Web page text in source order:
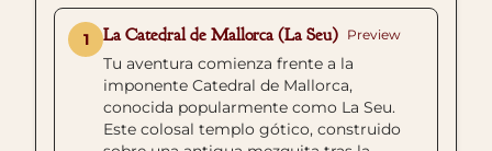
1 La Catedral de Mallorca (La Seu) Preview
Tu aventura comienza frente a la
imponente Catedral de Mallorca,
conocida popularmente como La Seu.
Este colosal templo gótico, construido